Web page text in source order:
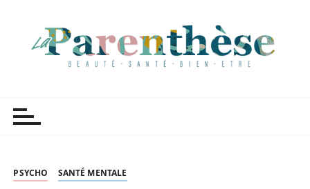
PSYCHO SANTÉ MENTALE